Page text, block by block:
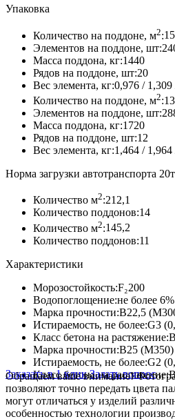
Упаковка
Количество на поддоне, м2:
Элементов на поддоне, шт:
Масса поддона, кг:1440
Рядов на поддоне, шт:20
Вес элемента, кг:0,976 / 1,309
Количество на поддоне, м2:
Элементов на поддоне, шт:
Масса поддона, кг:1720
Рядов на поддоне, шт:12
Вес элемента, кг:1,464 / 1,964
Норма загрузки автотранспорта 20т
Количество м2:212,1
Количество поддонов:14
Количество м2:145,2
Количество поддонов:11
Характеристики
Морозостойкость:F₂200
Водопоглощение:не более 6%
Марка прочности:В22,5
Истираемость, не более:G3
Класс бетона на растяжение:
Марка прочности:В25 (М350)
Истираемость, не более:G2
Класс бетона на растяжение:
Заказать в 1 клик Задать вопрос
Обращаем ваше внимание!
позволяют точно передать цвета
могут отличаться у изделий
особенностью технологии